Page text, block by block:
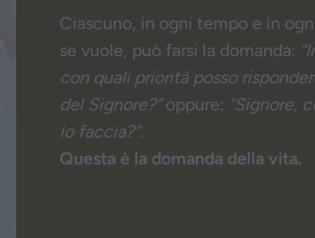
Ciascuno, in ogni tempo e in
se vuole, può farsi la domanda:
con quali priorità posso
del Signore?”oppure: “Signore,
io faccia?”.
Questa è la domanda della vita.